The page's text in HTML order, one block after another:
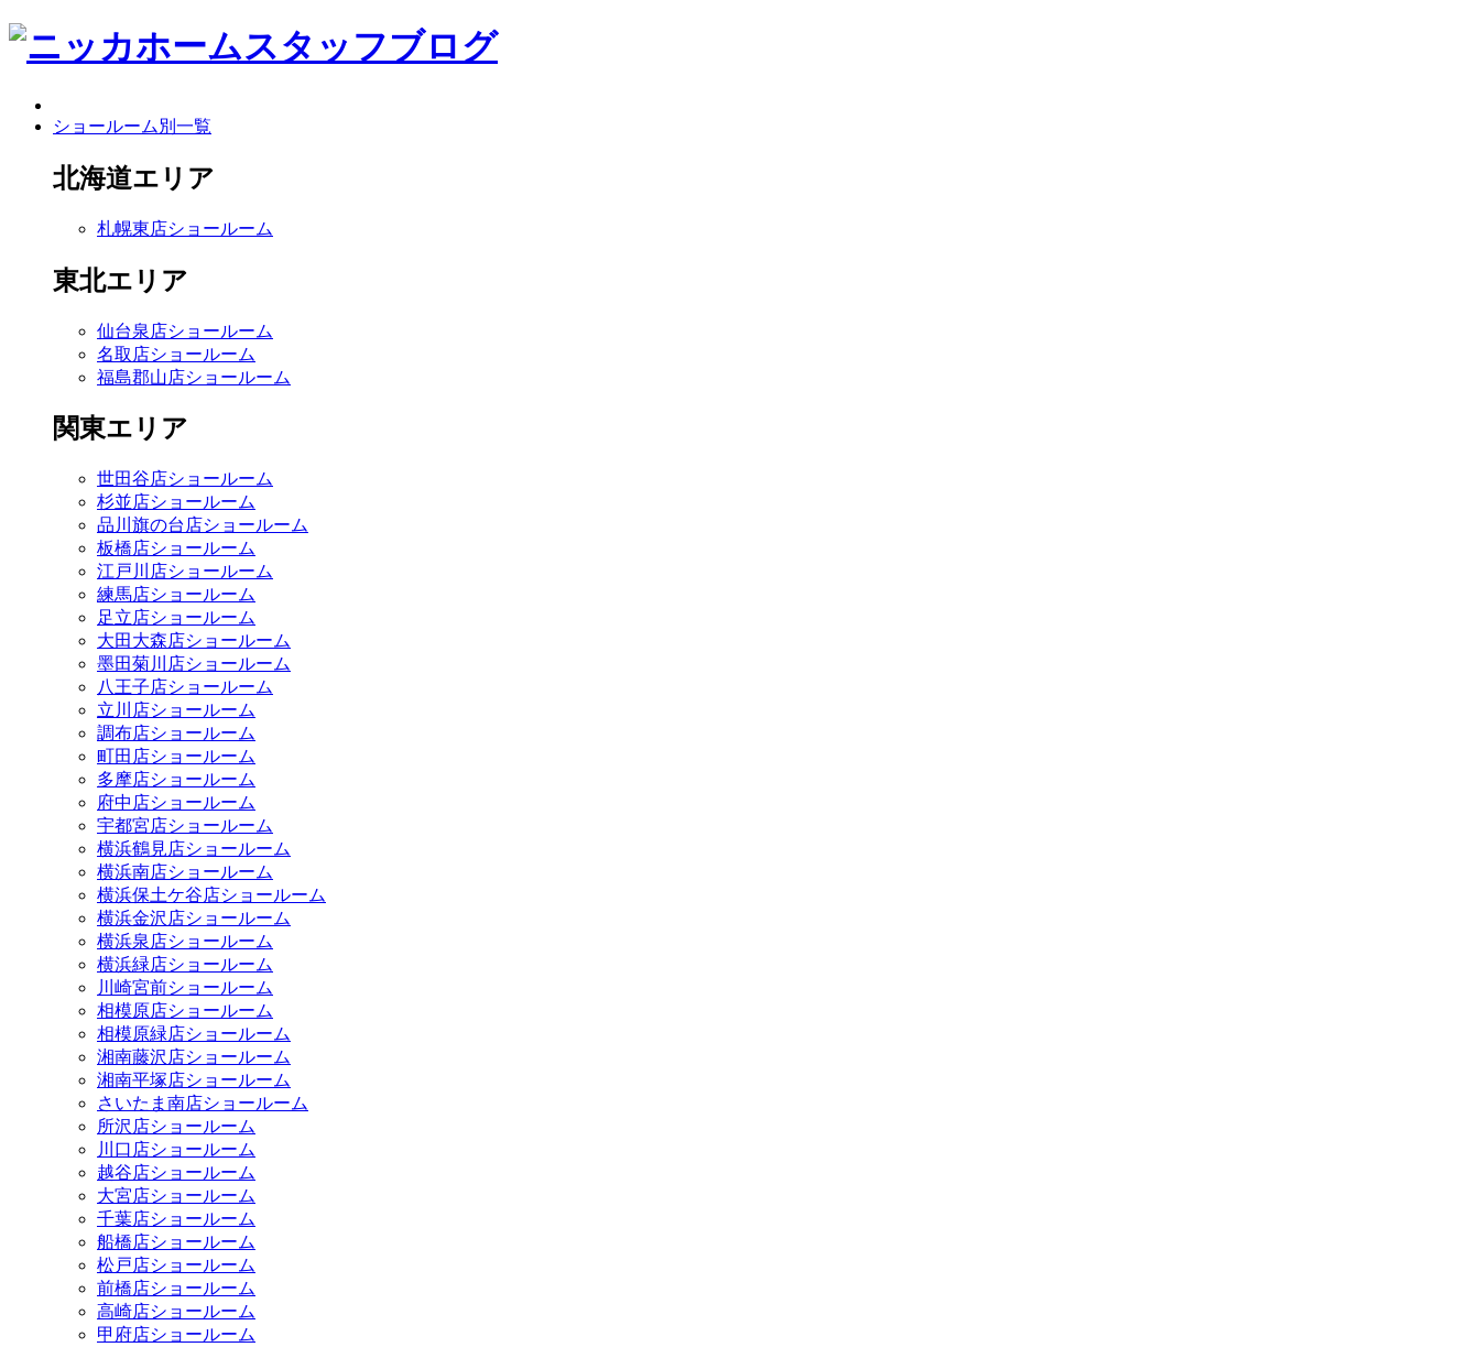
ショールーム別一覧
北海道エリア
札幌東店ショールーム
東北エリア
仙台泉店ショールーム
名取店ショールーム
福島郡山店ショールーム
関東エリア
世田谷店ショールーム
杉並店ショールーム
品川旗の台店ショールーム
板橋店ショールーム
江戸川店ショールーム
練馬店ショールーム
足立店ショールーム
大田大森店ショールーム
墨田菊川店ショールーム
八王子店ショールーム
立川店ショールーム
調布店ショールーム
町田店ショールーム
多摩店ショールーム
府中店ショールーム
宇都宮店ショールーム
横浜鶴見店ショールーム
横浜南店ショールーム
横浜保土ケ谷店ショールーム
横浜金沢店ショールーム
横浜泉店ショールーム
横浜緑店ショールーム
川崎宮前ショールーム
相模原店ショールーム
相模原緑店ショールーム
湘南藤沢店ショールーム
湘南平塚店ショールーム
さいたま南店ショールーム
所沢店ショールーム
川口店ショールーム
越谷店ショールーム
大宮店ショールーム
千葉店ショールーム
船橋店ショールーム
松戸店ショールーム
前橋店ショールーム
高崎店ショールーム
甲府店ショールーム